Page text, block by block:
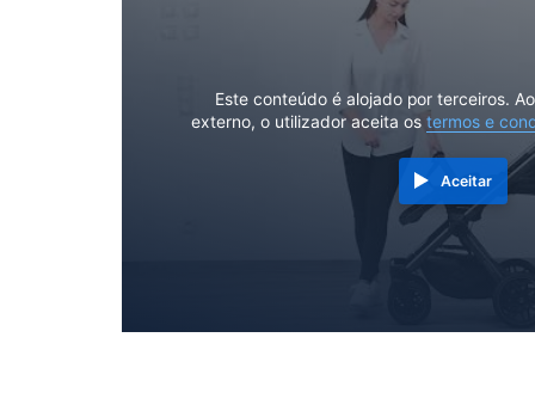
Este conteúdo é alojado por terceiros.
externo, o utilizador aceita os termos e
Aceitar